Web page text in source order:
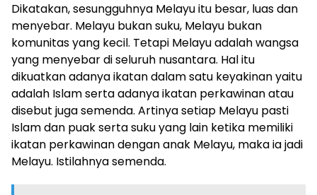
Dikatakan, sesungguhnya Melayu itu besar, luas dan
menyebar. Melayu bukan suku, Melayu bukan
komunitas yang kecil. Tetapi Melayu adalah wangsa
yang menyebar di seluruh nusantara. Hal itu
dikuatkan adanya ikatan dalam satu keyakinan yaitu
adalah Islam serta adanya ikatan perkawinan atau
disebut juga semenda. Artinya setiap Melayu pasti
Islam dan puak serta suku yang lain ketika memiliki
ikatan perkawinan dengan anak Melayu, maka ia jadi
Melayu. Istilahnya semenda.